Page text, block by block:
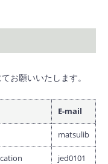
お願いいたします。
E-mail
matsulib
jed0101